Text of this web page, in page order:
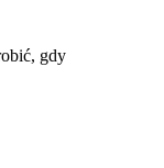
gdy